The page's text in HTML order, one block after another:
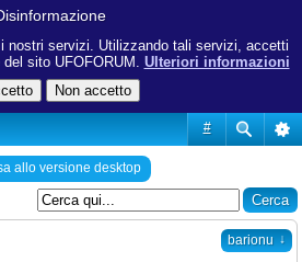
i nostri servizi. Utilizzando tali servizi, accetti
sito UFOFORUM. Ulteriori informazioni
#
allo versione desktop
barionu ↓